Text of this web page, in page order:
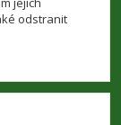
odstranit